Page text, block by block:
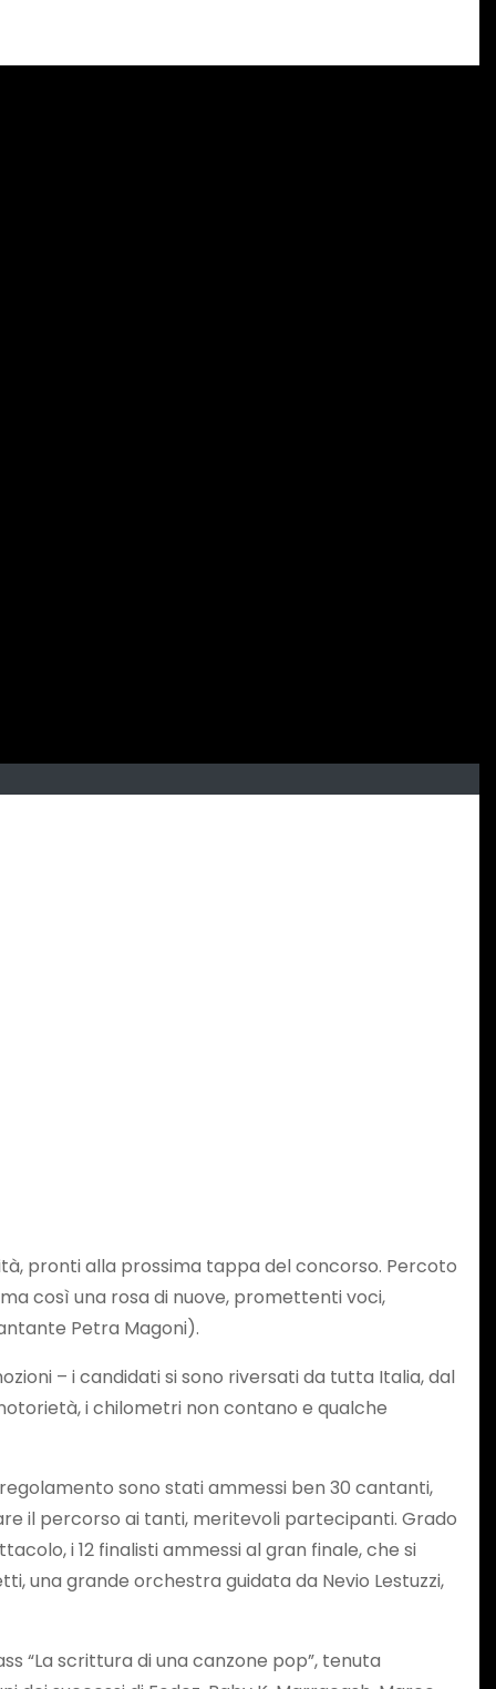
pronti alla prossima tappa del concorso. Percoto
così una rosa di nuove, promettenti voci,
Petra Magoni).
– i candidati si sono riversati da tutta Italia, dal
i chilometri non contano e qualche
sono stati ammessi ben 30 cantanti,
il percorso ai tanti, meritevoli partecipanti. Grado
i 12 finalisti ammessi al gran finale, che si
una grande orchestra guidata da Nevio Lestuzzi,
“La scrittura di una canzone pop”, tenuta